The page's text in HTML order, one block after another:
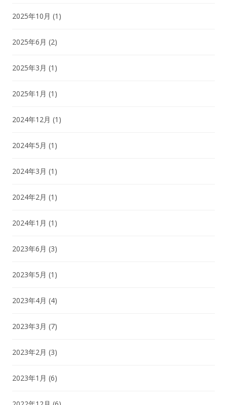
2025年10月 (1)
2025年6月 (2)
2025年3月 (1)
2025年1月 (1)
2024年12月 (1)
2024年5月 (1)
2024年3月 (1)
2024年2月 (1)
2024年1月 (1)
2023年6月 (3)
2023年5月 (1)
2023年4月 (4)
2023年3月 (7)
2023年2月 (3)
2023年1月 (6)